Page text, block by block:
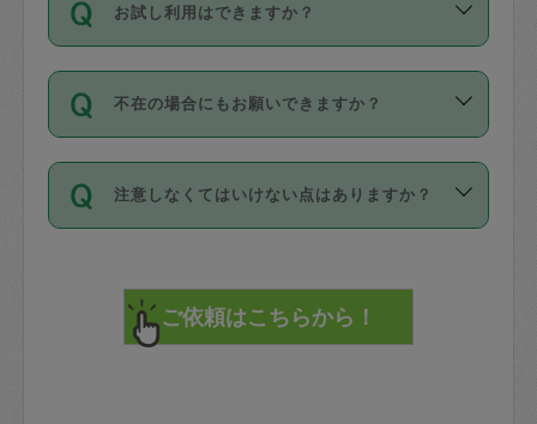
ールに記載していますので、各自の得意
を依頼してください。
※テストセンターの講評は１件目のレビュ
参考
【詳細】タスカジさんの登録に際
す。
写真を撮り、
詳細FAQ：
損害賠償保険について教えて
タスカジさんへ「募集」をかけることが
可能です。
す。
1. 直前キャンセル（定期、スポット契約
共通）
72時間を超える※と、以下のキャンセル
料が発生します。
直前キャンセル料：
72時間前〜24時間前＝依頼料金の50%
お試し利用はできますか？
「お試し利用」というメニューはありま
せんが、「一回のみ」依頼を活用するこ
とによって、気に入ったタスカジさんを
まず、条件の合う気になるタスカジさ
みてください。
その後、一番気に入ったタスカジさんに
不在の場合にもお願いできますか？
不在の場合の作業はタスカジさんの同意
が必要です。数回の依頼ののち、タスカ
ジさんと依頼者の間で十分な信頼関係が
てください。
不在時に部屋に入るためにタスカジさん
注意しなくてはいけない点はありますか？
で、必ず鍵のかかるロッカーや金庫に入
れて依頼者の責任の元管理するよう心掛
けてください。